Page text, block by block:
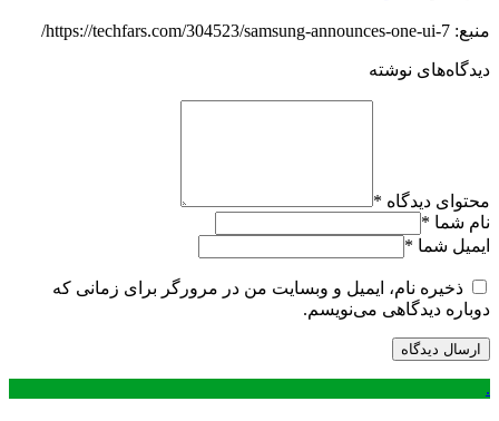
منبع: https://techfars.com/304523/samsung-announces-one-ui-7/
دیدگاه‌های نوشته
محتوای دیدگاه *
نام شما *
ایمیل شما *
ذخیره نام، ایمیل و وبسایت من در مرورگر برای زمانی که
دوباره دیدگاهی می‌نویسم.
.